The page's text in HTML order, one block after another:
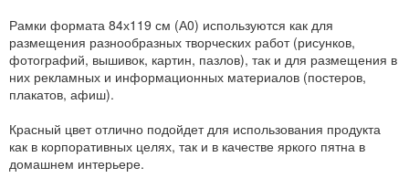
Рамки формата 84х119 см (А0) используются как для
размещения разнообразных творческих работ (рисунков,
фотографий, вышивок, картин, пазлов), так и для размещения в
них рекламных и информационных материалов (постеров,
плакатов, афиш).
Красный цвет отлично подойдет для использования продукта
как в корпоративных целях, так и в качестве яркого пятна в
домашнем интерьере.